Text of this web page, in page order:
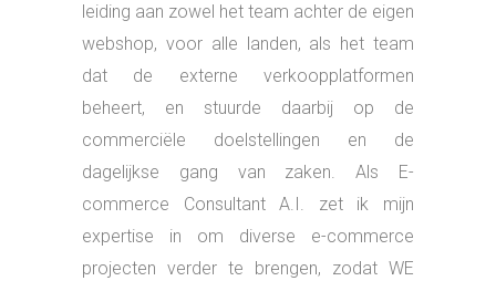
leiding aan zowel het team achter de eigen
webshop, voor alle landen, als het team
dat de externe verkoopplatformen
beheert, en stuurde daarbij op de
commerciële doelstellingen en de
dagelijkse gang van zaken. Als E-
commerce Consultant A.I. zet ik mijn
expertise in om diverse e-commerce
projecten verder te brengen, zodat WE